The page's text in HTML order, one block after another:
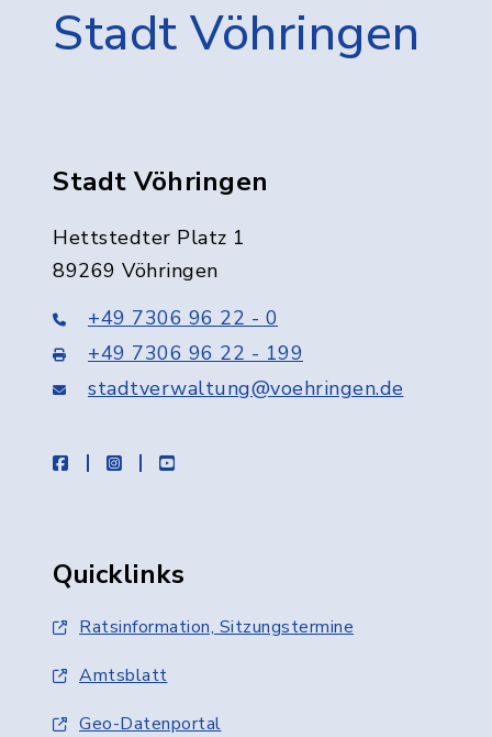
Stadt Vöhringen
Stadt Vöhringen
Hettstedter Platz 1
89269 Vöhringen
+49 7306 96 22 - 0
+49 7306 96 22 - 199
stadtverwaltung@voehringen.de
facebookinstagramyoutube
Quicklinks
Ratsinformation, Sitzungstermine
Amtsblatt
Geo-Datenportal